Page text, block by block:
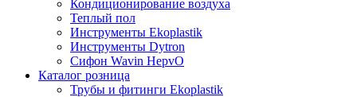
Кондиционирование воздуха
Теплый пол
Инструменты Ekoplastik
Инструменты Dytron
Сифон Wavin HepvO
Каталог розница
Трубы и фитинги Ekoplastik